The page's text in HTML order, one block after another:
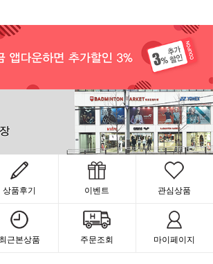
상품후기 이벤트 관심상품
최근본상품 주문조회 마이페이지